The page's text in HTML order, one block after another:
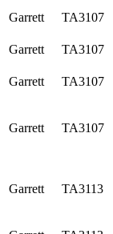
Garrett TA3107
Garrett TA3107
Garrett TA3107
Garrett TA3107
Garrett TA3113